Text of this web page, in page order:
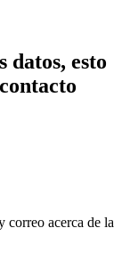
datos, esto
correo acerca de la